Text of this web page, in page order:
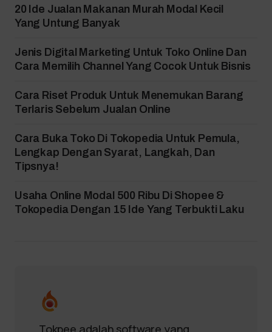
20 Ide Jualan Makanan Murah Modal Kecil
Yang Untung Banyak
Jenis Digital Marketing Untuk Toko Online Dan
Cara Memilih Channel Yang Cocok Untuk Bisnis
Cara Riset Produk Untuk Menemukan Barang
Terlaris Sebelum Jualan Online
Cara Buka Toko Di Tokopedia Untuk Pemula,
Lengkap Dengan Syarat, Langkah, Dan
Tipsnya!
Usaha Online Modal 500 Ribu Di Shopee &
Tokopedia Dengan 15 Ide Yang Terbukti Laku
Tokpee adalah software yang